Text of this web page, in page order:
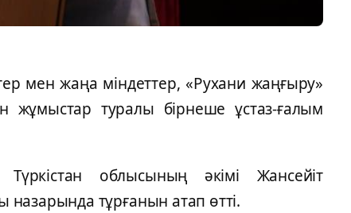
мен жаңа міндеттер, «Рухани жаңғыру»
жұмыстар туралы бірнеше ұстаз-ғалым
Түркістан облысының әкімі Жансейіт
назарында тұрғанын атап өтті.